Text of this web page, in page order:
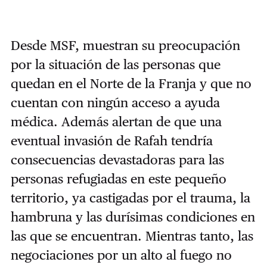
Desde MSF, muestran su preocupación
por la situación de las personas que
quedan en el Norte de la Franja y que no
cuentan con ningún acceso a ayuda
médica. Además alertan de que una
eventual invasión de Rafah tendría
consecuencias devastadoras para las
personas refugiadas en este pequeño
territorio, ya castigadas por el trauma, la
hambruna y las durísimas condiciones en
las que se encuentran. Mientras tanto, las
negociaciones por un alto al fuego no